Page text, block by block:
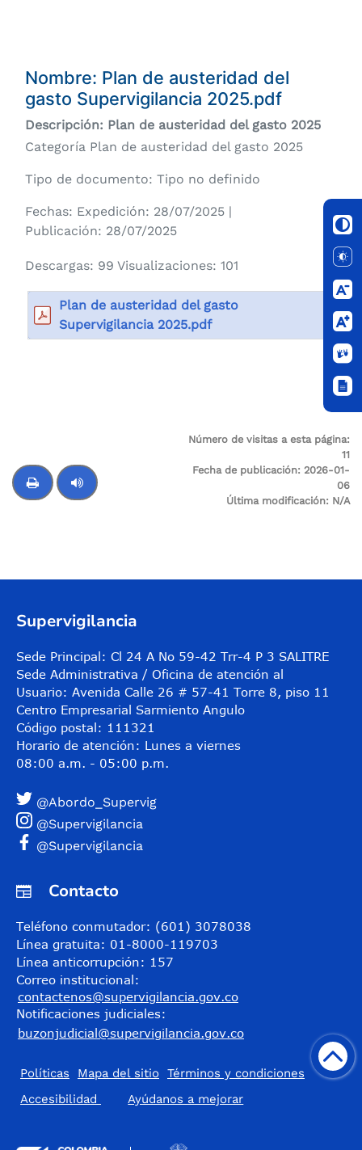
Nombre: Plan de austeridad del
gasto Supervigilancia 2025.pdf
Descripción: Plan de austeridad del gasto 2025
Categoría Plan de austeridad del gasto 2025
Tipo de documento: Tipo no definido
Fechas: Expedición: 28/07/2025 |
Publicación: 28/07/2025
Descargas: 99 Visualizaciones: 101
Plan de austeridad del gasto
Supervigilancia 2025.pdf
Número de visitas a esta página:
11
Fecha de publicación: 2026-01-
06
Última modificación: N/A
Supervigilancia
Sede Principal: Cl 24 A No 59-42 Trr-4 P 3 SALITRE
Sede Administrativa / Oficina de atención al
Usuario: Avenida Calle 26 # 57-41 Torre 8, piso 11
Centro Empresarial Sarmiento Angulo
Código postal: 111321
Horario de atención: Lunes a viernes
08:00 a.m. - 05:00 p.m.
@Abordo_Supervig
@Supervigilancia
@Supervigilancia
Contacto
Teléfono conmutador: (601) 3078038
Línea gratuita: 01-8000-119703
Línea anticorrupción: 157
Correo institucional:
contactenos@supervigilancia.gov.co
Notificaciones judiciales:
buzonjudicial@supervigilancia.gov.co
Políticas Mapa del sitio
Términos y condiciones
Accesibilidad
​Ayúdanos a mejorar